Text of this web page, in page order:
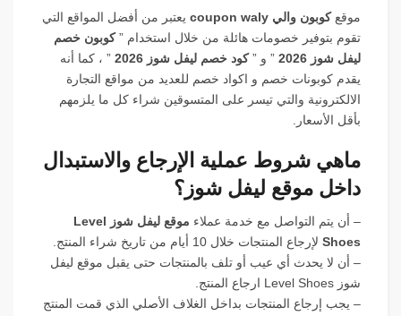
موقع كوبون والي coupon waly
يعتبر من أفضل المواقع التي
تقوم بتوفير خصومات هائلة من خلال استخدام ”كوبون خصم
ليفل شوز 2026
” و ”كود خصم ليفل شوز 2026
” ، كما أنه
يقدم كوبونات خصم و اكواد خصم للعديد من مواقع التجارة
الالكترونية والتي تيسر على المتسوقين شراء كل ما يلزمهم
بأقل الأسعار.
ماهي شروط عملية الإرجاع والاستبدال
داخل موقع ليفل شوز؟
– أن يتم التواصل مع خدمة عملاء
موقع ليفل شوز Level
Shoesلإرجاع المنتجات خلال 10 أيام من تاريخ شراء المنتج.
– أن لا يحدث أي عيب أو تلف بالمنتجات حتى يقبل موقع ليفل
شوز Level Shoes ارجاع المنتج.
– يجب إرجاع المنتجات بداخل الغلاف الأصلي الذي قمت المنتج